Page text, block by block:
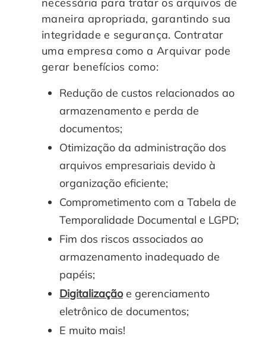
necessária para tratar os arquivos de
maneira apropriada, garantindo sua
integridade e segurança. Contratar
uma empresa como a Arquivar pode
gerar benefícios como:
Redução de custos relacionados ao
armazenamento e perda de
documentos;
Otimização da administração dos
arquivos empresariais devido à
organização eficiente;
Comprometimento com a Tabela de
Temporalidade Documental e LGPD;
Fim dos riscos associados ao
armazenamento inadequado de
papéis;
Digitalizaçãoe gerenciamento
eletrônico de documentos;
E muito mais!